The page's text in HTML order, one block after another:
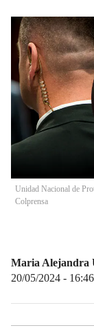
Unidad Nacional de
Colprensa
Maria Alejandra
20/05/2024 - 16:46